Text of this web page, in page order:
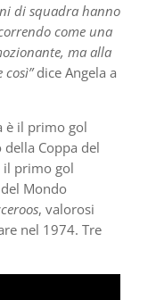
di squadra hanno
come una
ma alla
dice Angela a
è il primo gol
della Coppa del
il primo gol
Mondo
, valorosi
nel 1974. Tre